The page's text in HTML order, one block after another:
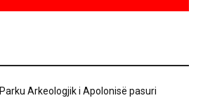
Parku Arkeologjik i Apolonisë pasuri